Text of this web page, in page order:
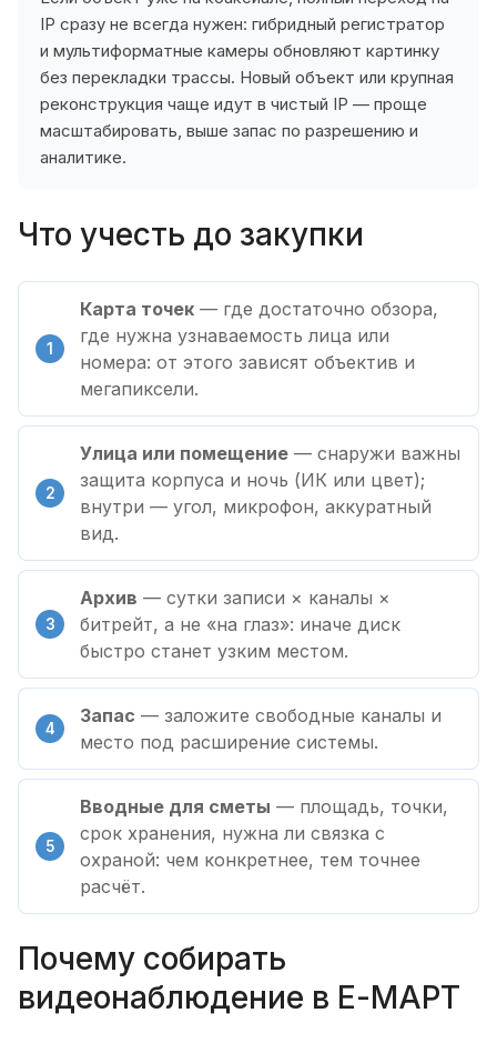
IP сразу не всегда нужен: гибридный регистратор
и мультиформатные камеры обновляют картинку
без перекладки трассы. Новый объект или крупная
реконструкция чаще идут в чистый IP — проще
масштабировать, выше запас по разрешению и
аналитике.
Что учесть до закупки
Карта точек — где достаточно обзора,
где нужна узнаваемость лица или
номера: от этого зависят объектив и
мегапиксели.
Улица или помещение — снаружи важны
защита корпуса и ночь (ИК или цвет);
внутри — угол, микрофон, аккуратный
вид.
Архив — сутки записи × каналы ×
битрейт, а не «на глаз»: иначе диск
быстро станет узким местом.
Запас — заложите свободные каналы и
место под расширение системы.
Вводные для сметы — площадь, точки,
срок хранения, нужна ли связка с
охраной: чем конкретнее, тем точнее
расчёт.
Почему собирать
видеонаблюдение в Е-МАРТ